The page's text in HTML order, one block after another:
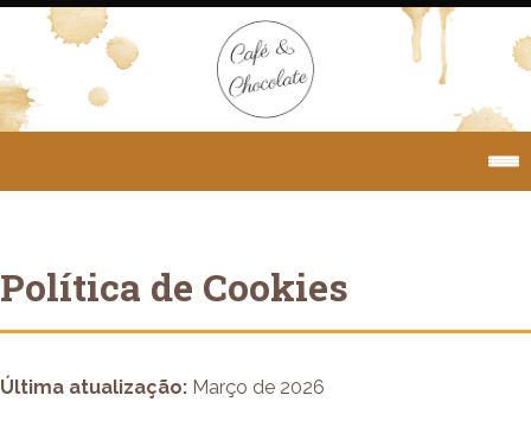
Política de Cookies
Última atualização: Março de 2026